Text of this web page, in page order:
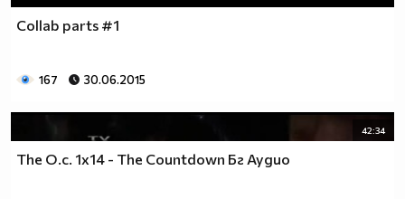
Collab parts #1
167 30.06.2015
42:34
The O.c. 1x14 - The Countdown Бг Аудио